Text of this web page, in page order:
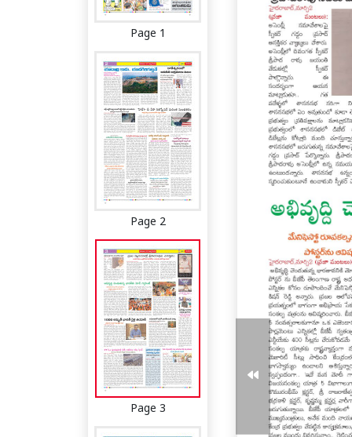
Page 1
Page 2
Page 3